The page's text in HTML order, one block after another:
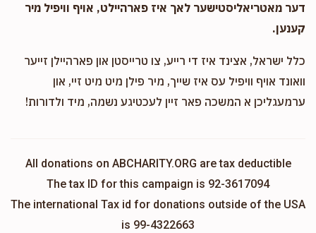
דער מאטריאליסטישער לאך איז פארהיילט, אויף וויפיל מיר
קענען.
כלל ישראל, אצינד איז די רייע, צו טרייסטן און פארהיילן זייער
וואונד אויף וויפיל עס איז שייך, מיר פילן מיט מיט זיי, און
ערמעגליכן א המשכה פאר זיין לעכטיגע נשמה, מיד ולדורות!
All donations on ABCHARITY.ORG are tax deductible
The tax ID for this campaign is 92-3617094
The international Tax id for donations outside of the USA
is 99-4322663